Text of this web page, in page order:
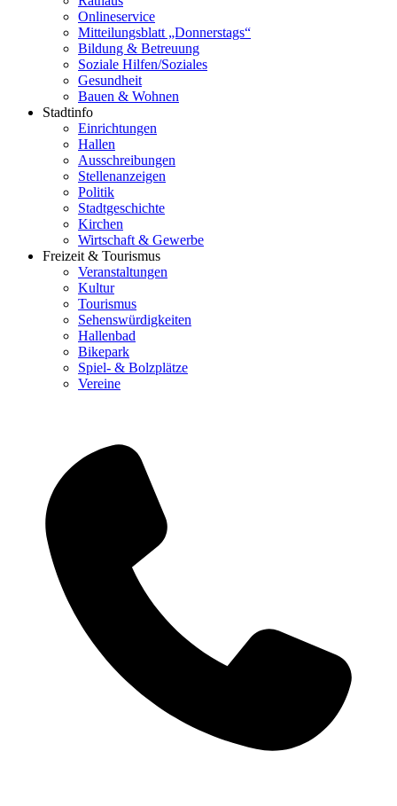
Onlineservice
Mitteilungsblatt „Donnerstags“
Bildung & Betreuung
Soziale Hilfen/Soziales
Gesundheit
Bauen & Wohnen
Stadtinfo
Einrichtungen
Hallen
Ausschreibungen
Stellenanzeigen
Politik
Stadtgeschichte
Kirchen
Wirtschaft & Gewerbe
Freizeit & Tourismus
Veranstaltungen
Kultur
Tourismus
Sehenswürdigkeiten
Hallenbad
Bikepark
Spiel- & Bolzplätze
Vereine